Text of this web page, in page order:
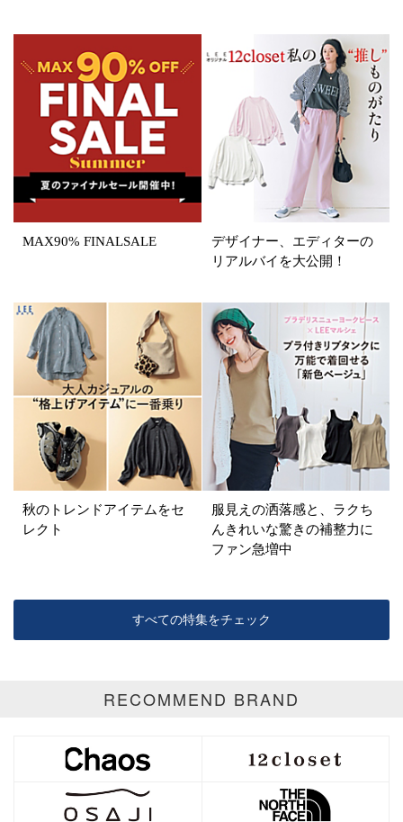
MAX90% FINALSALE
デザイナー、エディターの
リアルバイを大公開！
秋のトレンドアイテムをセ
レクト
服見えの洒落感と、ラクち
んきれいな驚きの補整力に
ファン急増中
すべての特集をチェック
RECOMMEND BRAND